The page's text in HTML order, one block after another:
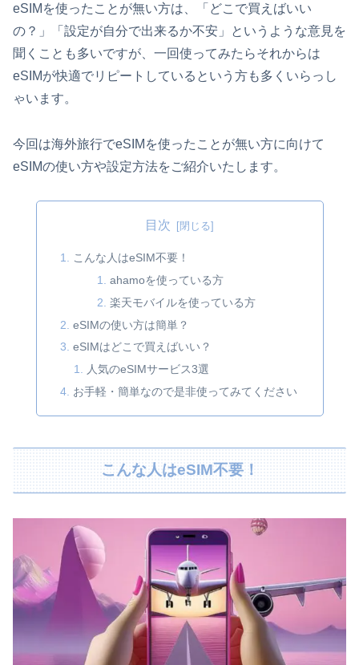
eSIMを使ったことが無い方は、「どこで買えばいい
の？」「設定が自分で出来るか不安」というような意見を
聞くことも多いですが、一回使ってみたらそれからは
eSIMが快適でリピートしているという方も多くいらっし
ゃいます。
今回は海外旅行でeSIMを使ったことが無い方に向けて
eSIMの使い方や設定方法をご紹介いたします。
目次
こんな人はeSIM不要！
ahamoを使っている方
楽天モバイルを使っている方
eSIMの使い方は簡単？
eSIMはどこで買えばいい？
人気のeSIMサービス3選
お手軽・簡単なので是非使ってみてください
こんな人はeSIM不要！